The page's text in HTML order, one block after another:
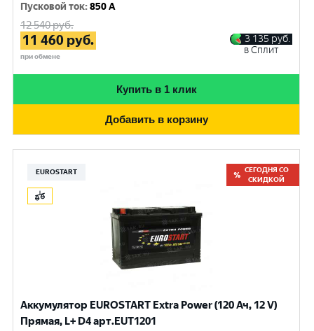
Пусковой ток:850 A
12 540руб.
11 460 руб.
при обмене
3 135 руб.
в Сплит
Купить в 1 клик
Добавить в корзину
EUROSTART
СЕГОДНЯ СО
СКИДКОЙ
Аккумулятор EUROSTART Extra Power (120 Ач, 12 V)
Прямая, L+ D4 арт.EUT1201